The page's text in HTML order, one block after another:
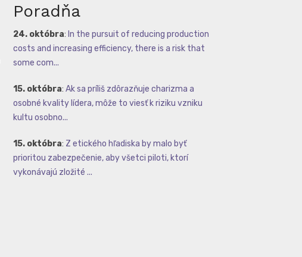
Poradňa
24. októbra: In the pursuit of reducing production
costs and increasing efficiency, there is a risk that
some com...
15. októbra: Ak sa príliš zdôrazňuje charizma a
osobné kvality lídera, môže to viesť k riziku vzniku
kultu osobno...
15. októbra: Z etického hľadiska by malo byť
prioritou zabezpečenie, aby všetci piloti, ktorí
vykonávajú zložité ...